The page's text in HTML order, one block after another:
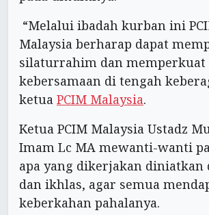
“Melalui ibadah kurban ini
Malaysia berharap dapat
silaturrahim dan memperkuat
kebersamaan di tengah
ketua PCIM Malaysia.
Ketua PCIM Malaysia Ustadz
Imam Lc MA mewanti-wanti
apa yang dikerjakan diniatkan
dan ikhlas, agar semua
keberkahan pahalanya.